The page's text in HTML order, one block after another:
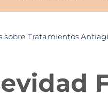
sobre Tratamientos